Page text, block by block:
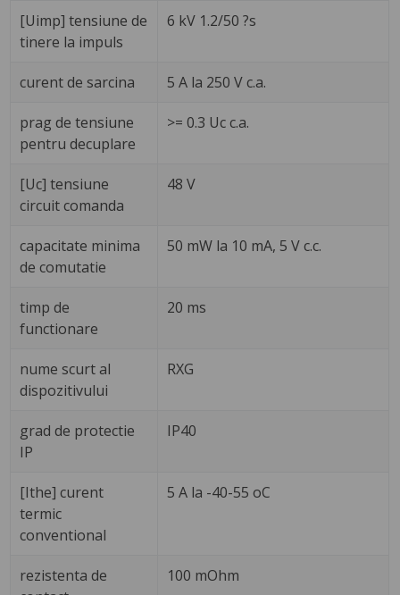
[Uimp] tensiune de
tinere la impuls
6 kV 1.2/50 ?s
curent de sarcina 5 A la 250 V c.a.
prag de tensiune
pentru decuplare
>= 0.3 Uc c.a.
[Uc] tensiune
circuit comanda
48 V
capacitate minima
de comutatie
50 mW la 10 mA, 5 V c.c.
timp de
functionare
20 ms
nume scurt al
dispozitivului
RXG
grad de protectie
IP
IP40
[Ithe] curent
termic
conventional
5 A la -40-55 oC
rezistenta de
100 mOhm